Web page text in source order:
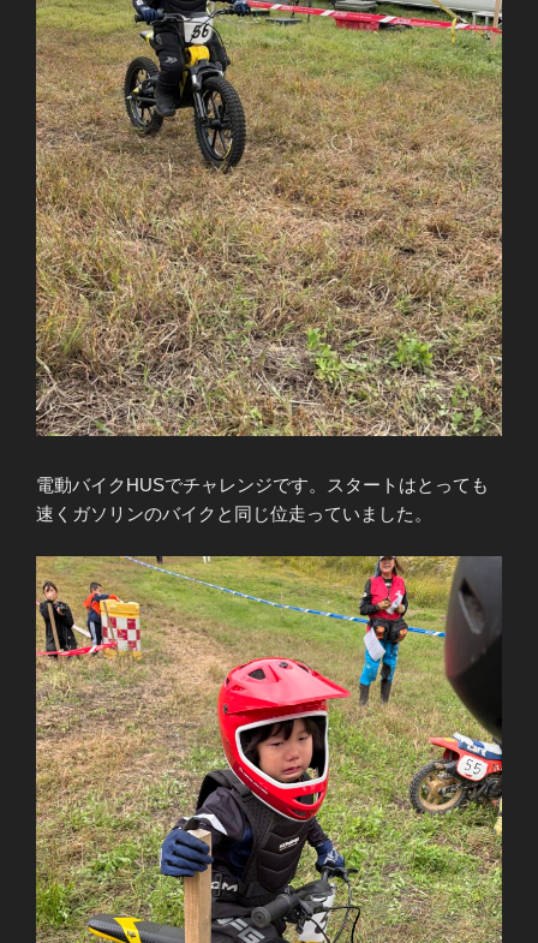
電動バイクHUSでチャレンジです。スタートはとっても
速くガソリンのバイクと同じ位走っていました。